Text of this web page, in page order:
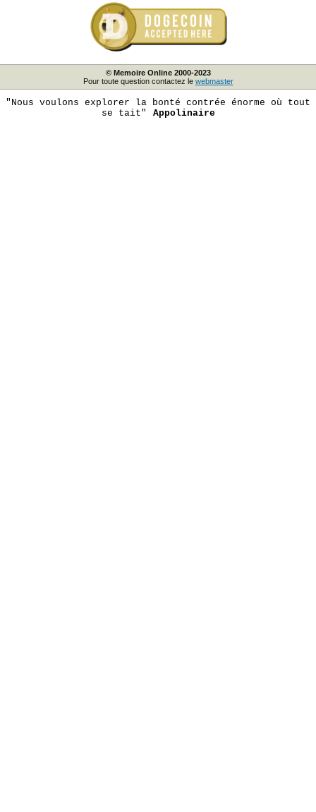
© Memoire Online 2000-2023
Pour toute question contactez le webmaster
"Nous voulons explorer la bonté contrée énorme où tout
se tait"
Appolinaire